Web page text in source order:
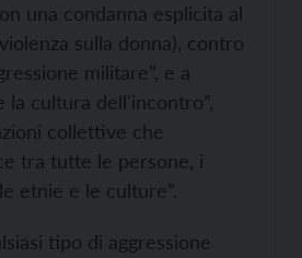
una condanna esplicita al
sulla donna), contro
militare”, e a
la cultura dell'incontro”,
collettive che
tra tutte le persone, i
etnie e le culture”.
tipo di aggressione